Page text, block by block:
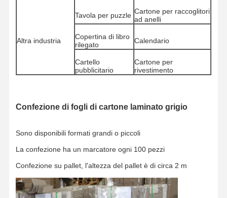
Cartone ondulato
Carta della carta da giornale
scatole di carta
Spirale di filo di carta
Gancio di carta
Altra industria
Tavola per puzzle Cartone per raccoglitori
ad anelli
Copertina di libro
rilegato
Calendario
Cartello
pubblicitario
Cartone per
rivestimento
Confezione di fogli di cartone laminato grigio
Sono disponibili formati grandi o piccoli
La confezione ha un marcatore ogni 100 pezzi
Confezione su pallet, l'altezza del pallet è di circa 2 m